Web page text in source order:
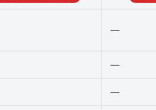
—
—
—